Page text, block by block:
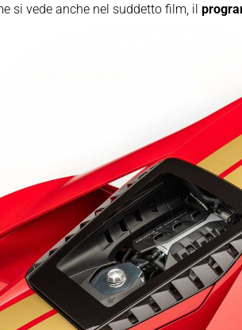
si vede anche nel suddetto film, il